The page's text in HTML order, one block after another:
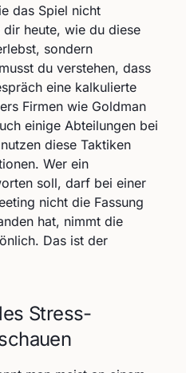
das Spiel nicht
heute, wie du diese
sondern
du verstehen, dass
eine kalkulierte
Firmen wie Goldman
einige Abteilungen bei
diese Taktiken
Wer ein
soll, darf bei einer
nicht die Fassung
hat, nimmt die
Das ist der
Stress-